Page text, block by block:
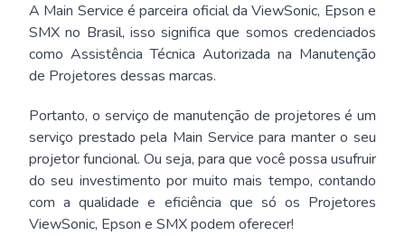
A Main Service é parceira oficial da ViewSonic, Epson e
SMX no Brasil, isso significa que somos credenciados
como Assistência Técnica Autorizada na Manutenção
de Projetores dessas marcas.
Portanto, o serviço de manutenção de projetores é um
serviço prestado pela Main Service para manter o seu
projetor funcional. Ou seja, para que você possa usufruir
do seu investimento por muito mais tempo, contando
com a qualidade e eficiência que só os Projetores
ViewSonic, Epson e SMX podem oferecer!